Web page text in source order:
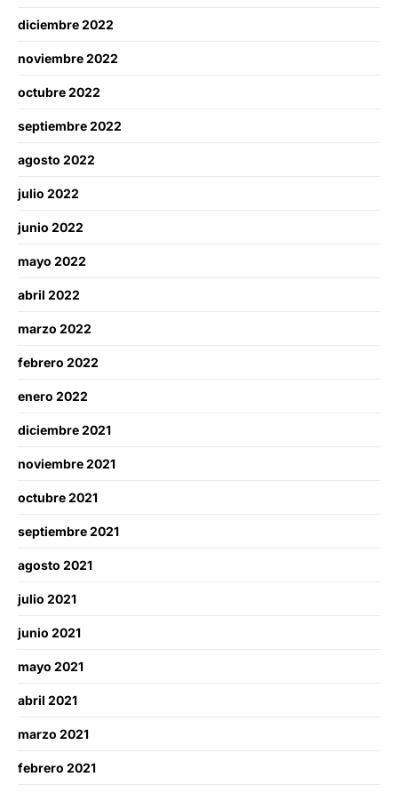
diciembre 2022
noviembre 2022
octubre 2022
septiembre 2022
agosto 2022
julio 2022
junio 2022
mayo 2022
abril 2022
marzo 2022
febrero 2022
enero 2022
diciembre 2021
noviembre 2021
octubre 2021
septiembre 2021
agosto 2021
julio 2021
junio 2021
mayo 2021
abril 2021
marzo 2021
febrero 2021